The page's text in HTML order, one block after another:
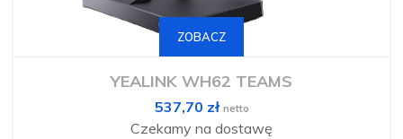
ZOBACZ
Ten
produkt
wariantów.
można
wybrać
stronie
produktu
YEALINK WH62 TEAMS
537,70 zł netto
Czekamy na dostawę